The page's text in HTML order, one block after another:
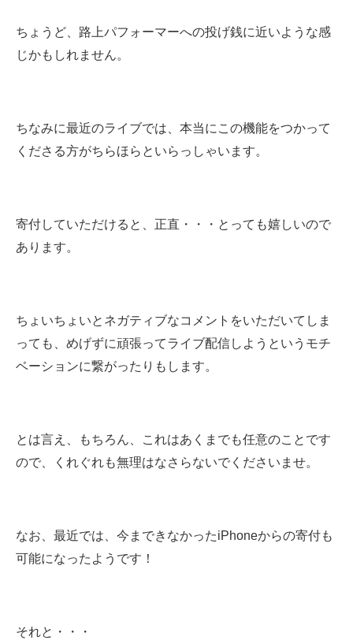
ちょうど、路上パフォーマーへの投げ銭に近いような感
じかもしれません。
ちなみに最近のライブでは、本当にこの機能をつかって
くださる方がちらほらといらっしゃいます。
寄付していただけると、正直・・・とっても嬉しいので
あります。
ちょいちょいとネガティブなコメントをいただいてしま
っても、めげずに頑張ってライブ配信しようというモチ
ベーションに繋がったりもします。
とは言え、もちろん、これはあくまでも任意のことです
ので、くれぐれも無理はなさらないでくださいませ。
なお、最近では、今まできなかったiPhoneからの寄付も
可能になったようです！
それと・・・